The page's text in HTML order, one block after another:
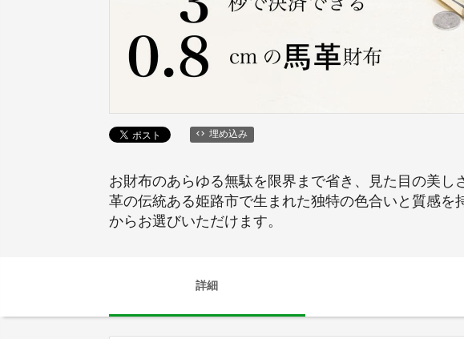
埋め込み
お財布のあらゆる無駄を限界まで省き、見た目の美
革の伝統ある姫路市で生まれた独特の色合いと質感
からお選びいただけます。
詳細